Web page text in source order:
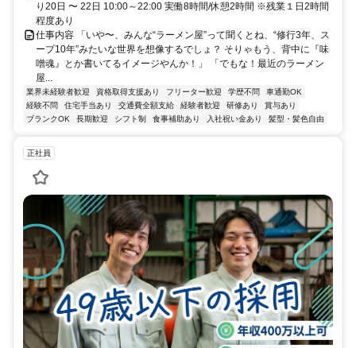
り20日 〜 22日 10:00～22:00 実働8時間/休憩2時間 ※残業１日2時間
程度あり
仕事内容 「いや〜、みんな“ラーメン屋”って聞くとね、“修行3年、ス
ープ10年”みたいな世界を想像するでしょ？ そりゃもう、背中に『味
噌魂』とか書いてるイメージやんか！」 「でもな！最近のラーメン
屋...
業界未経験者歓迎 資格取得支援あり フリーター歓迎 学歴不問
車通勤OK
経験不問
住宅手当あり 交通費全額支給 経験者歓迎 研修あり
賞与あり
ブランクOK
長期歓迎 シフト制 食事補助あり 入社祝い金あり 髪型・髪色自由
正社員